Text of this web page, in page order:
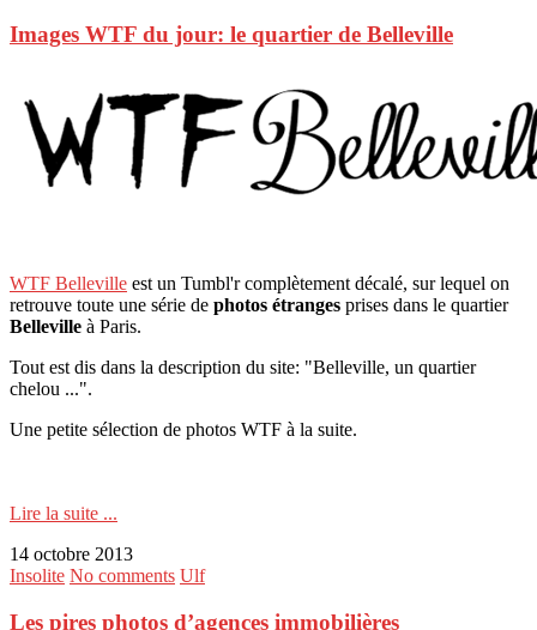
Images WTF du jour: le quartier de Belleville
WTF Belleville est un Tumbl'r complètement décalé, sur lequel on
retrouve toute une série de photos étranges prises dans le quartier
Belleville à Paris.
Tout est dis dans la description du site: "Belleville, un quartier
chelou ...".
Une petite sélection de photos WTF à la suite.
Lire la suite ...
14 octobre 2013
Insolite No comments Ulf
Les pires photos d’agences immobilières